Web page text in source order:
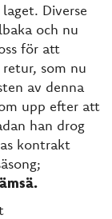
Diverse
och nu
för att
som nu
av denna
upp efter att
han drog
kontrakt